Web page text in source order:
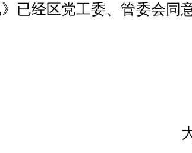
已经区党工委、管委会同